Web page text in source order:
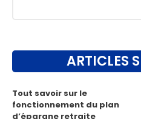
ARTICLES
Tout savoir sur le
fonctionnement du plan
d’épargne retraite